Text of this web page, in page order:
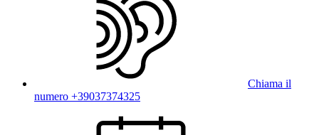
Chiama il
numero +39037374325